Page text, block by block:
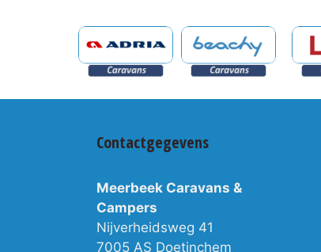
Contactgegevens
Meerbeek Caravans &
Campers
Nijverheidsweg 41
7005 AS Doetinchem